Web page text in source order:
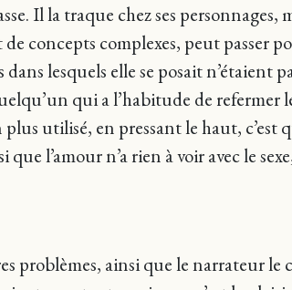
Il la traque chez ses
concepts complexes, peut passer
lesquels elle se posait n’étaient
qui a l’habitude de
utilisé, en pressant le haut, c’est
l’amour n’a rien à voir avec le
problèmes, ainsi que le narrateur